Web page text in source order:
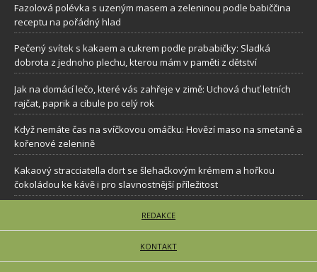
Fazolová polévka s uzeným masem a zeleninou podle babiččina
receptu na pořádný hlad
Pečený svítek s kakaem a cukrem podle prababičky: Sladká
dobrota z jednoho plechu, kterou mám v paměti z dětství
Jak na domácí lečo, které vás zahřeje v zimě: Uchová chuť letních
rajčat, paprik a cibule po celý rok
Když nemáte čas na svíčkovou omáčku: Hovězí maso na smetaně a
kořenové zelenině
Kakaový stracciatella dort se šlehačkovým krémem a hořkou
čokoládou ke kávě i pro slavnostnější příležitost
REDAKCE
KONTAKT